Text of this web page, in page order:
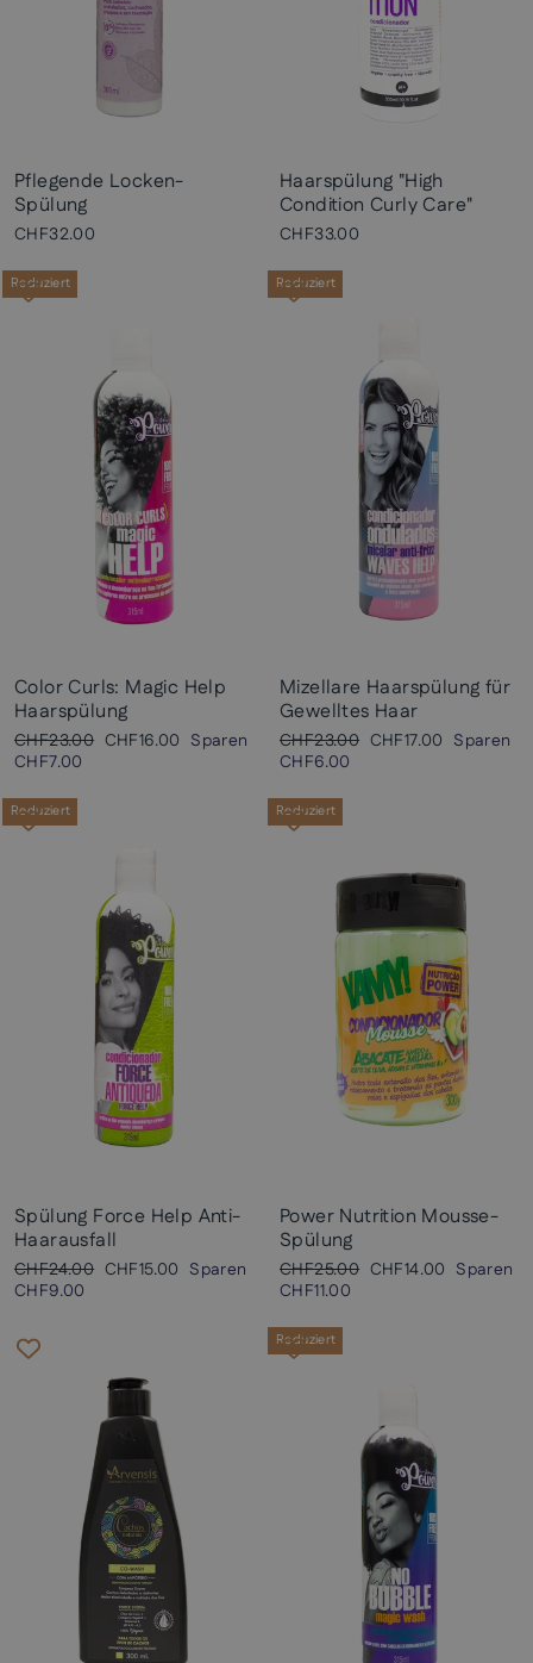
Pflegende Locken-
Spülung
CHF32.00
Haarspülung "High
Condition Curly Care"
CHF33.00
Reduziert
Color Curls: Magic Help
Haarspülung
Normaler
Preis
CHF23.00 Sonderpreis
CHF16.00 Sparen
CHF7.00
Reduziert
Mizellare Haarspülung für
Gewelltes Haar
Normaler
Preis
CHF23.00 Sonderpreis
CHF17.00 Sparen
CHF6.00
Reduziert
Spülung Force Help Anti-
Haarausfall
Normaler
Preis
CHF24.00 Sonderpreis
CHF15.00 Sparen
CHF9.00
Reduziert
Power Nutrition Mousse-
Spülung
Normaler
Preis
CHF25.00 Sonderpreis
CHF14.00 Sparen
CHF11.00
Reduziert